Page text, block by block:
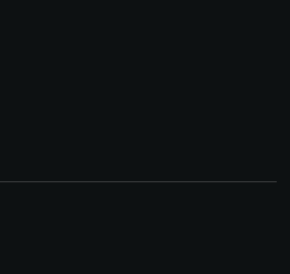
del sito e non